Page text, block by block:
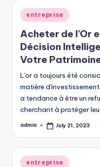
Posted
entreprise
Acheter de l’Or
Décision
Votre
L'or a toujours été
matière
a tendance à être un
cherchant à protéger
Posted
admin July 21, 2023
Posted
entreprise